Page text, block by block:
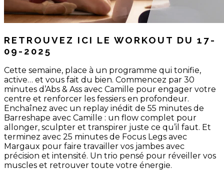
RETROUVEZ ICI LE WORKOUT DU 17-
09-2025
Cette semaine, place à un programme qui tonifie,
active… et vous fait du bien. Commencez par 30
minutes d’Abs & Ass avec Camille pour engager votre
centre et renforcer les fessiers en profondeur.
Enchaînez avec un replay inédit de 55 minutes de
Barreshape avec Camille : un flow complet pour
allonger, sculpter et transpirer juste ce qu’il faut. Et
terminez avec 25 minutes de Focus Legs avec
Margaux pour faire travailler vos jambes avec
précision et intensité. Un trio pensé pour réveiller vos
muscles et retrouver toute votre énergie.